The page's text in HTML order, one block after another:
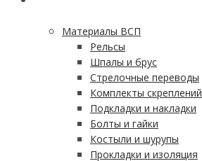
Материалы ВСП
Рельсы
Шпалы и брус
Стрелочные переводы
Комплекты скреплений
Подкладки и накладки
Болты и гайки
Костыли и шурупы
Прокладки и изоляция